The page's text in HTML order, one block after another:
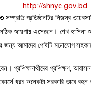
http://shnyc.gov.bd
সম্প্রতি প্রতিষ্ঠানটির নিজস্ব
জায়গায় এসেছেন। শেখ হাসিনা
আমাদের পোষ্টটি মনোযোগ
প্রশিক্ষনার্থীদের প্রশিক্ষণ,
কোর্সে খরচ অনেকটা সরকারি ভাবে